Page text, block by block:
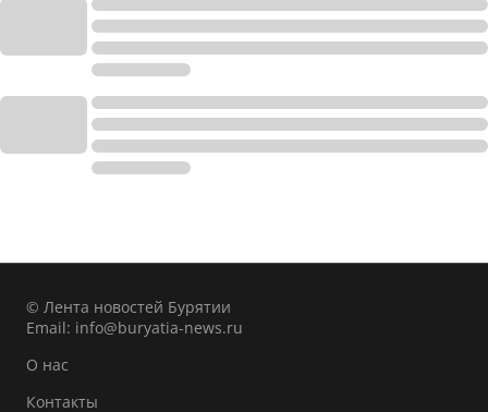
© Лента новостей Бурятии
Email: info@buryatia-news.ru
О нас
Контакты